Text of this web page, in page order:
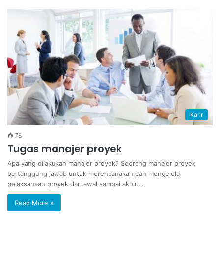
Karir
78
Tugas manajer proyek
Apa yang dilakukan manajer proyek? Seorang manajer proyek
bertanggung jawab untuk merencanakan dan mengelola
pelaksanaan proyek dari awal sampai akhir.…
Read More »